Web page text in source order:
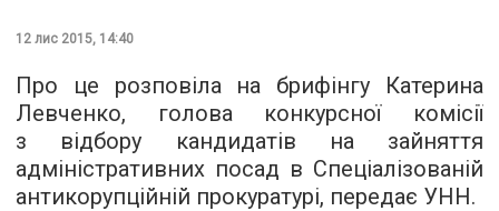
12 лис 2015, 14:40
Про це розповіла на брифінгу Катерина
Левченко, голова конкурсної комісії
з відбору кандидатів на зайняття
адміністративних посад в Спеціалізованій
антикорупційній прокуратурі, передає УНН.